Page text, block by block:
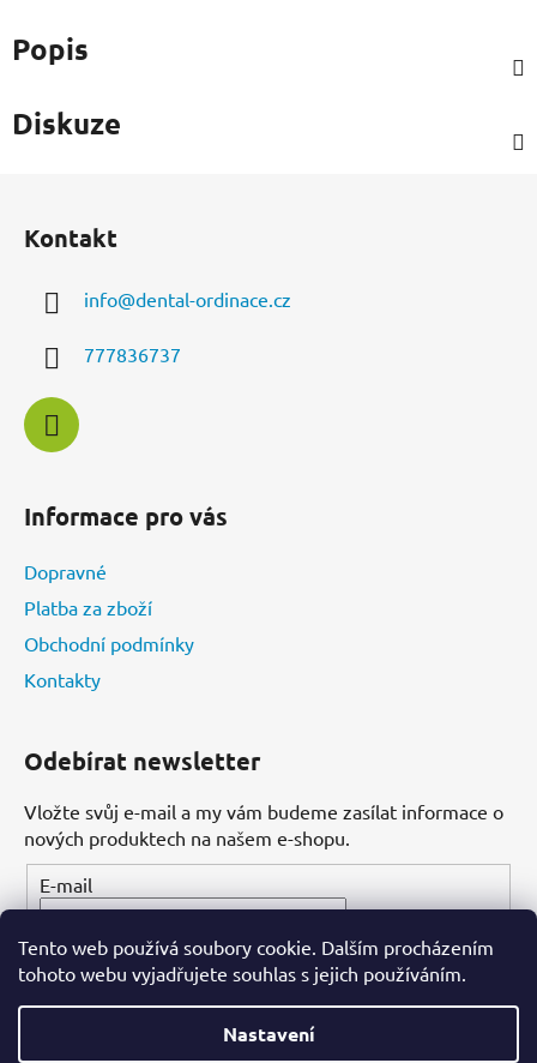
Tento web používá soubory cookie. Dalším procházením
tohoto webu vyjadřujete souhlas s jejich používáním.
Nastavení
Popis
Diskuze
Kontakt
info@dental-ordinace.cz
777836737
Informace pro vás
Dopravné
Platba za zboží
Obchodní podmínky
Kontakty
Odebírat newsletter
Vložte svůj e-mail a my vám budeme zasílat informace o
nových produktech na našem e-shopu.
E-mail
PŘIHLÁSIT SE